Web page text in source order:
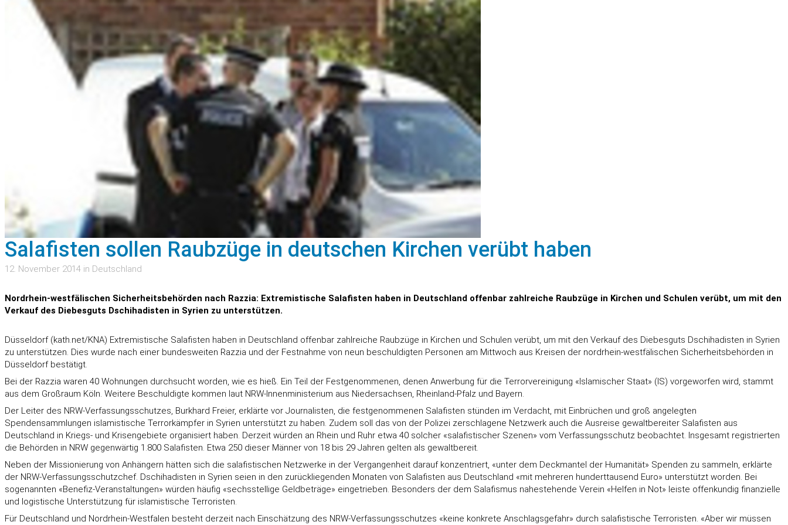
Salafisten sollen Raubzüge in deutschen Kirchen verübt haben
12. November 2014 in Deutschland
Nordrhein-westfälischen Sicherheitsbehörden nach Razzia: Extremistische Salafisten haben in Deutschland offenbar zahlreiche Raubzüge in Kirchen und Schulen verübt, um mit den
Verkauf des Diebesguts Dschihadisten in Syrien zu unterstützen.
Düsseldorf (kath.net/KNA) Extremistische Salafisten haben in Deutschland offenbar zahlreiche Raubzüge in Kirchen und Schulen verübt, um mit den Verkauf des Diebesguts Dschihadisten in Syrien
zu unterstützen. Dies wurde nach einer bundesweiten Razzia und der Festnahme von neun beschuldigten Personen am Mittwoch aus Kreisen der nordrhein-westfälischen Sicherheitsbehörden in
Düsseldorf bestätigt.
Bei der Razzia waren 40 Wohnungen durchsucht worden, wie es hieß. Ein Teil der Festgenommenen, denen Anwerbung für die Terrorvereinigung «Islamischer Staat» (IS) vorgeworfen wird, stammt
aus dem Großraum Köln. Weitere Beschuldigte kommen laut NRW-Innenministerium aus Niedersachsen, Rheinland-Pfalz und Bayern.
Der Leiter des NRW-Verfassungsschutzes, Burkhard Freier, erklärte vor Journalisten, die festgenommenen Salafisten stünden im Verdacht, mit Einbrüchen und groß angelegten
Spendensammlungen islamistische Terrorkämpfer in Syrien unterstützt zu haben. Zudem soll das von der Polizei zerschlagene Netzwerk auch die Ausreise gewaltbereiter Salafisten aus
Deutschland in Kriegs- und Krisengebiete organisiert haben. Derzeit würden an Rhein und Ruhr etwa 40 solcher «salafistischer Szenen» vom Verfassungsschutz beobachtet. Insgesamt registrierten
die Behörden in NRW gegenwärtig 1.800 Salafisten. Etwa 250 dieser Männer von 18 bis 29 Jahren gelten als gewaltbereit.
Neben der Missionierung von Anhängern hätten sich die salafistischen Netzwerke in der Vergangenheit darauf konzentriert, «unter dem Deckmantel der Humanität» Spenden zu sammeln, erklärte
der NRW-Verfassungsschutzchef. Dschihadisten in Syrien seien in den zurückliegenden Monaten von Salafisten aus Deutschland «mit mehreren hunderttausend Euro» unterstützt worden. Bei
sogenannten «Benefiz-Veranstaltungen» würden häufig «sechsstellige Geldbeträge» eingetrieben. Besonders der dem Salafismus nahestehende Verein «Helfen in Not» leiste offenkundig finanzielle
und logistische Unterstützung für islamistische Terroristen.
Für Deutschland und Nordrhein-Westfalen besteht derzeit nach Einschätzung des NRW-Verfassungsschutzes «keine konkrete Anschlagsgefahr» durch salafistische Terroristen. «Aber wir müssen